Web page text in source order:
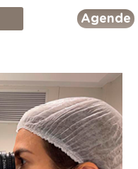
Agende